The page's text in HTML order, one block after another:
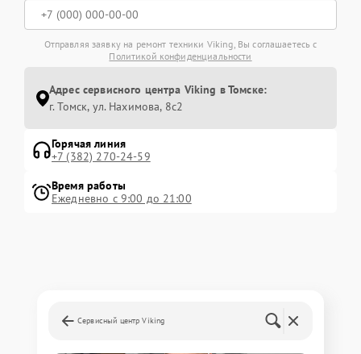
Отправляя заявку на ремонт техники Viking, Вы соглашаетесь с
Политикой конфиденциальности
Адрес сервисного центра Viking в Томске:
г. Томск, ул. Нахимова, 8с2
Горячая линия
+7 (382) 270-24-59
Время работы
Ежедневно с 9:00 до 21:00
Сервисный центр Viking